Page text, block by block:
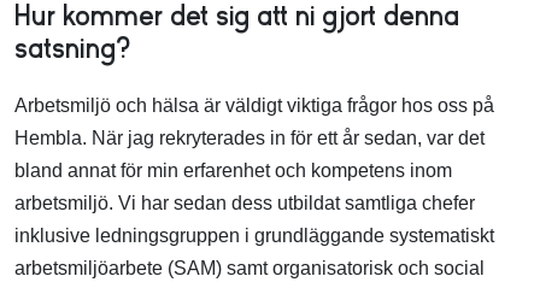
Hur kommer det sig att ni gjort denna
satsning?
Arbetsmiljö och hälsa är väldigt viktiga frågor hos oss på
Hembla. När jag rekryterades in för ett år sedan, var det
bland annat för min erfarenhet och kompetens inom
arbetsmiljö. Vi har sedan dess utbildat samtliga chefer
inklusive ledningsgruppen i grundläggande systematiskt
arbetsmiljöarbete (SAM) samt organisatorisk och social